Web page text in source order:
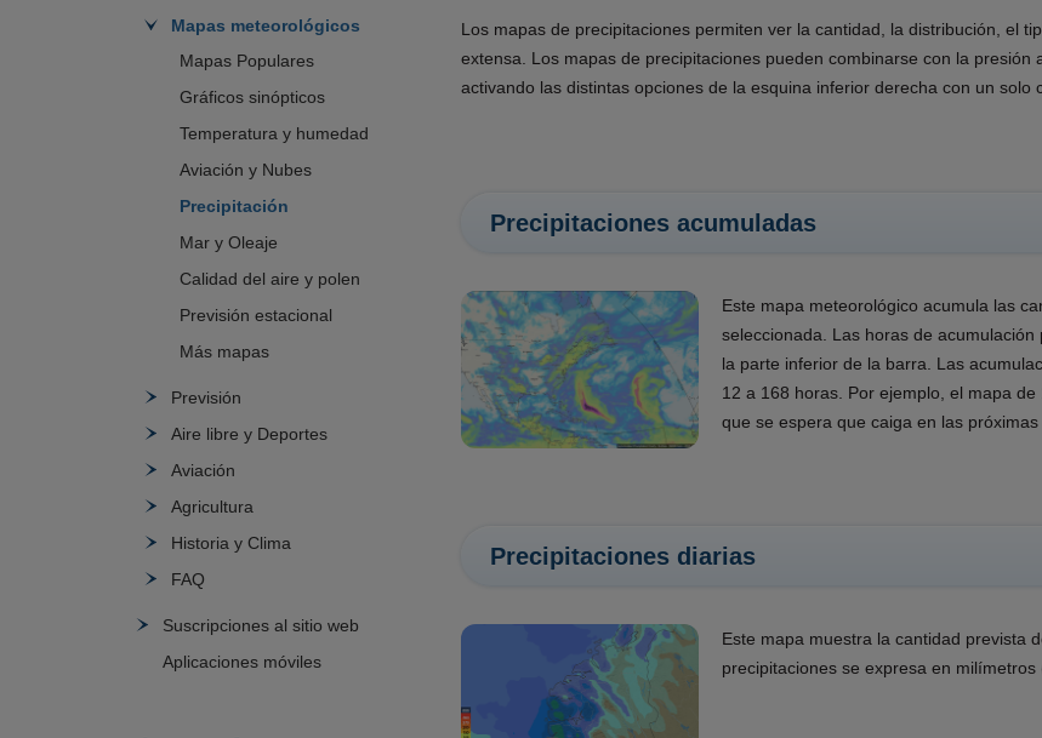
Mapas meteorológicos
Mapas Populares
Gráficos sinópticos
Temperatura y humedad
Aviación y Nubes
Precipitación
Mar y Oleaje
Calidad del aire y polen
Previsión estacional
Más mapas
Previsión
Aire libre y Deportes
Aviación
Agricultura
Historia y Clima
FAQ
Suscripciones al sitio web
Aplicaciones móviles
Los mapas de precipitaciones permiten ver la cantidad, la distribución, el
extensa. Los mapas de precipitaciones pueden combinarse con la
activando las distintas opciones de la esquina inferior derecha con un solo
Precipitaciones acumuladas
Este mapa meteorológico acumula las
seleccionada. Las horas de
la parte inferior de la barra. Las
12 a 168 horas. Por ejemplo, el mapa
que se espera que caiga en las próximas
Precipitaciones diarias
Este mapa muestra la cantidad prevista
precipitaciones se expresa en